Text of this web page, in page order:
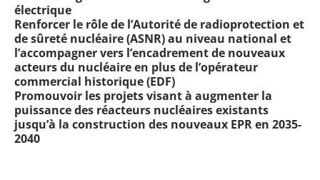
électrique
Renforcer le rôle de l’Autorité de radioprotection et
de sûreté nucléaire (ASNR) au niveau national et
l’accompagner vers l’encadrement de nouveaux
acteurs du nucléaire en plus de l’opérateur
commercial historique (EDF)
Promouvoir les projets visant à augmenter la
puissance des réacteurs nucléaires existants
jusqu’à la construction des nouveaux EPR en 2035-
2040